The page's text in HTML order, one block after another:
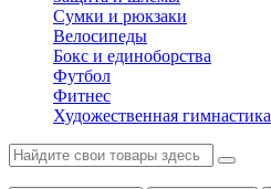
Сумки и рюкзаки
Велосипеды
Бокс и единоборства
Футбол
Фитнес
Художественная гимнастика